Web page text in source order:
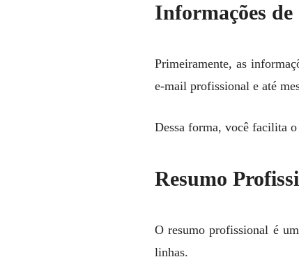
Informações
Primeiramente, as
e-mail profissional e até
Dessa forma, você facilita
Resumo
O resumo profissional é
linhas.